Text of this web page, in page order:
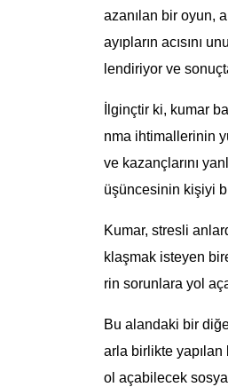
azanılan bir oyun,
ayıpların acısını
lendiriyor ve
İlginçtir ki, kumar
nma ihtimallerinin
ve kazançlarını
üşüncesinin kişiyi
Kumar, stresli
klaşmak isteyen
rin sorunlara yol
Bu alandaki bir
arla birlikte
ol açabilecek